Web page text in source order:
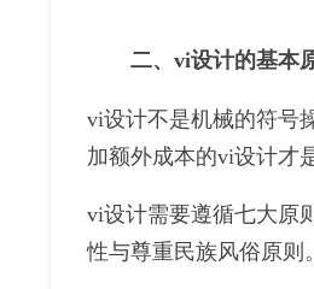
二、vi设计的基本
vi设计不是机械的符号
加额外成本的vi设计才
vi设计需要遵循七大原
性与尊重民族风俗原则。